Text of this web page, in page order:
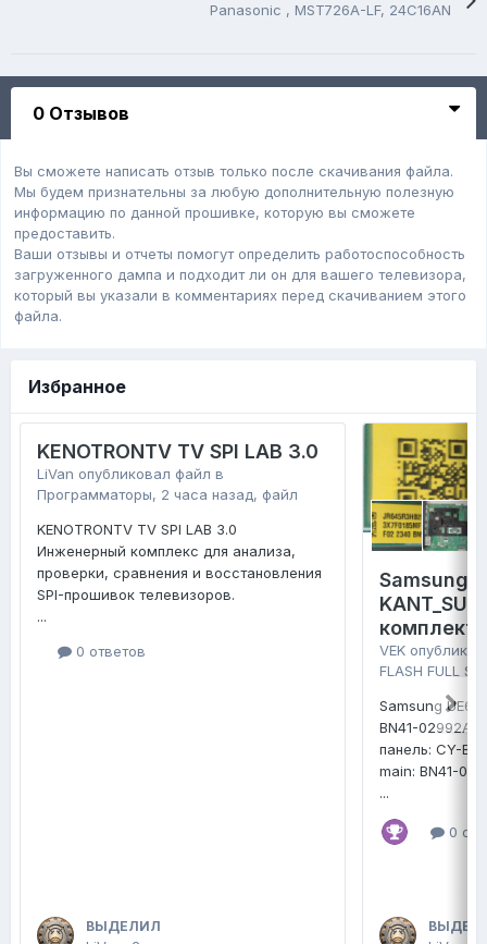
Panasonic , MST726A-LF, 24C16AN
0 Отзывов
Вы сможете написать отзыв только после скачивания файла.
Мы будем признательны за любую дополнительную полезную
информацию по данной прошивке, которую вы сможете
предоставить.
Ваши отзывы и отчеты помогут определить работоспособность
загруженного дампa и подходит ли он для вашего телевизора,
который вы указали в комментариях перед скачиванием этого
файла.
Избранное
KENOTRONTV TV SPI LAB 3.0
LiVan опубликовал файл в
Программаторы, 2 часа назад, файл
KENOTRONTV TV SPI LAB 3.0
Инженерный комплекс для анализа,
проверки, сравнения и восстановления
SPI-прошивок телевизоров.
...
0 ответов
ВЫДЕЛИЛ
Samsung
комплект
VEK
FLASH FULL
Samsung
BN41-02992A
панель: CY-
main: BN41-
...
0